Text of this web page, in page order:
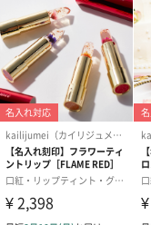
写真付きメッセージカ
ード（Thank you）ピ
ンク（680円）
てお届けします。